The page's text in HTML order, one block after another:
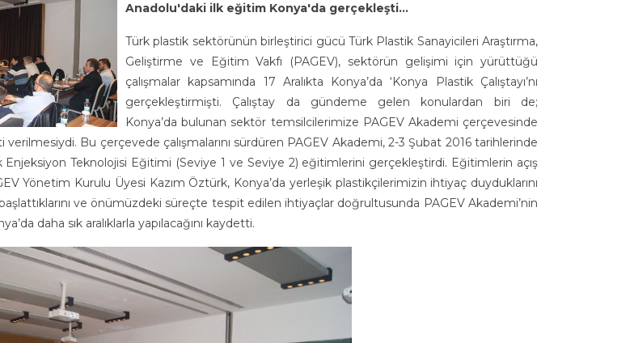
Anadolu'daki ilk eğitim Konya'da gerçekleşti...
Türk plastik sektörünün birleştirici gücü Türk Plastik Sanayicileri Araştırma,
Geliştirme ve Eğitim Vakfı (PAGEV), sektörün gelişimi için yürüttüğü
çalışmalar kapsamında 17 Aralıkta Konya’da ‘Konya Plastik Çalıştayı’nı
gerçekleştirmişti. Çalıştay da gündeme gelen konulardan biri de;
Konya’da bulunan sektör temsilcilerimize PAGEV Akademi çerçevesinde
Bu çerçevede çalışmalarını sürdüren PAGEV Akademi, 2-3 Şubat 2016 tarihlerinde
Teknolojisi Eğitimi (Seviye 1 ve Seviye 2) eğitimlerini gerçekleştirdi. Eğitimlerin açış
Yönetim Kurulu Üyesi Kazım Öztürk, Konya’da yerleşik plastikçilerimizin ihtiyaç duyduklarını
ve önümüzdeki süreçte tespit edilen ihtiyaçlar doğrultusunda PAGEV Akademi’nin
daha sık aralıklarla yapılacağını kaydetti.